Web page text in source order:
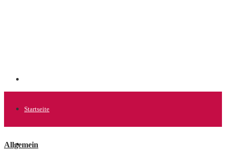
Startseite
Allgemein
Allgemein